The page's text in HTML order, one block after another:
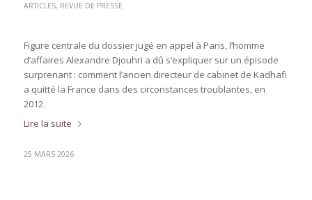
ARTICLES, REVUE DE PRESSE
Figure centrale du dossier jugé en appel à Paris, l’homme
d’affaires Alexandre Djouhri a dû s’expliquer sur un épisode
surprenant : comment l’ancien directeur de cabinet de Kadhafi
a quitté la France dans des circonstances troublantes, en
2012.
Lire la suite
25 MARS 2026